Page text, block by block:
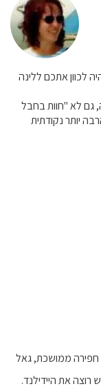
לכוון אתכם ללינה
גם לא "חוות בחבל
יותר נקודתית
חפירה ממושכת, גאל
רוצה את היידילנד.